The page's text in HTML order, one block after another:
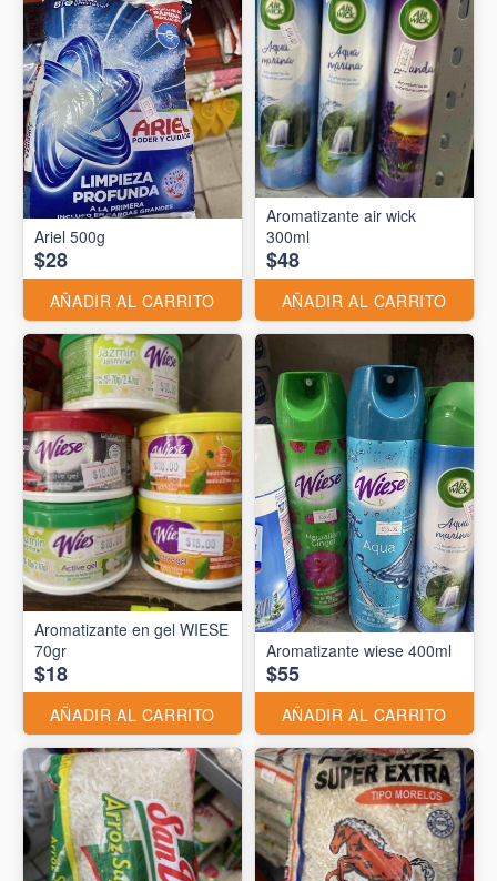
Ariel 500g
$28
AÑADIR AL CARRITO
Aromatizante air wick
300ml
$48
AÑADIR AL CARRITO
Aromatizante en gel WIESE
70gr
$18
AÑADIR AL CARRITO
Aromatizante wiese 400ml
$55
AÑADIR AL CARRITO